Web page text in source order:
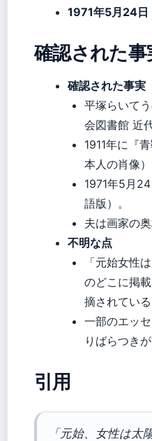
1971年5月24日
確認された
確認された事実
平塚らいて
会図書館 近
1911年に『
本人の肖像）
1971年5月
語版）。
夫は画家の
不明な点
「元始女性
のどこに掲
摘されている
一部のエッ
りばらつきが
引用
「元始、女性は